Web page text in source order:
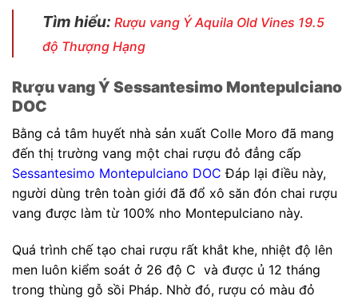
Tìm hiểu: Rượu vang Ý Aquila Old Vines 19.5
độ Thượng Hạng
Rượu vang Ý Sessantesimo Montepulciano
DOC
Bằng cả tâm huyết nhà sản xuất Colle Moro đã mang
đến thị trường vang một chai rượu đỏ đẳng cấp
Sessantesimo Montepulciano DOC Đáp lại điều này,
người dùng trên toàn giới đã đổ xô săn đón chai rượu
vang được làm từ 100% nho Montepulciano này.
Quá trình chế tạo chai rượu rất khắt khe, nhiệt độ lên
men luôn kiểm soát ở 26 độ C và được ủ 12 tháng
trong thùng gỗ sồi Pháp. Nhờ đó, rượu có màu đỏ